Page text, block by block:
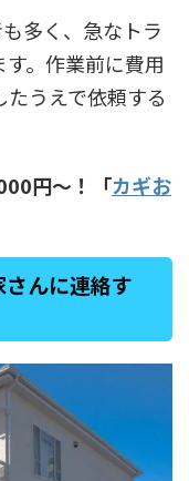
多く、急なトラ
。作業前に費用
うえで依頼する
円〜！「カギお
んに連絡す